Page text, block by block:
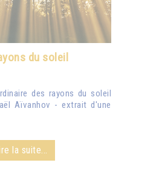
du soleil
des rayons du soleil
Aïvanhov - extrait d'une
la suite...